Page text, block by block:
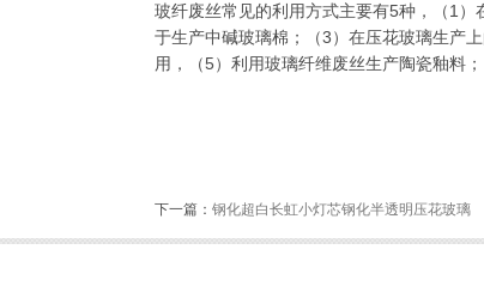
玻纤废丝常见的利用方式主要有5种，（1
于生产中碱玻璃棉；（3）在压花玻璃生产
用，（5）利用玻璃纤维废丝生产陶瓷釉料；
下一篇： 钢化超白长虹小灯芯钢化半透明压花玻璃